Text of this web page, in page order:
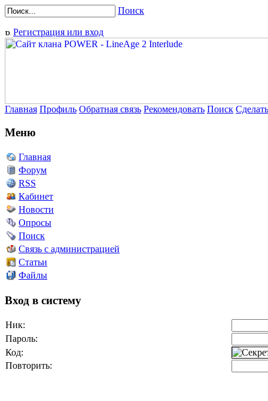
Поиск
Регистрация или вход
Главная Профиль Обратная связь Рекомендовать Поиск
Меню
Главная
Форум
RSS
Кабинет
Новости
Опросы
Поиск
Связь с администрацией
Статьи
Файлы
Вход в систему
Ник:
Пароль:
Код:
Повторить: